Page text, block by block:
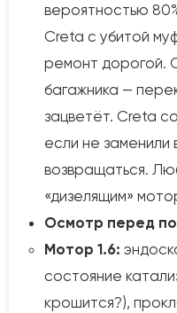
вероятностью
Creta с убитой
ремонт дорогой.
багажника —
зацветёт. Creta
если не заменили
возвращаться.
«дизелящим»
Осмотр перед
Мотор 1.6:
состояние
крошится?),